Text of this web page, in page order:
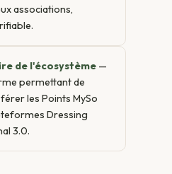
associations,
de l'écosystème —
permettant de
les Points MySo
Dressing
3.0.